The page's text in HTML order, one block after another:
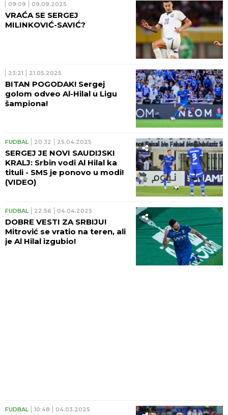
09:09 09.09.2025
VRAĆA SE SERGEJ
MILINKOVIĆ-SAVIĆ?
23:21 21.05.2025
BITAN POGODAK! Sergej
golom odveo Al-Hilal u Ligu
šampiona!
FUDBAL 20:32 25.04.2025
SERGEJ JE NOVI SAUDIJSKI
KRALJ: Srbin vodi Al Hilal ka
tituli - SMS je ponovo u modi!
(VIDEO)
FUDBAL 22:56 04.04.2025
DOBRE VESTI ZA SRBIJU!
Mitrović se vratio na teren, ali
je Al Hilal izgubio!
FUDBAL 10:48 04.03.2025